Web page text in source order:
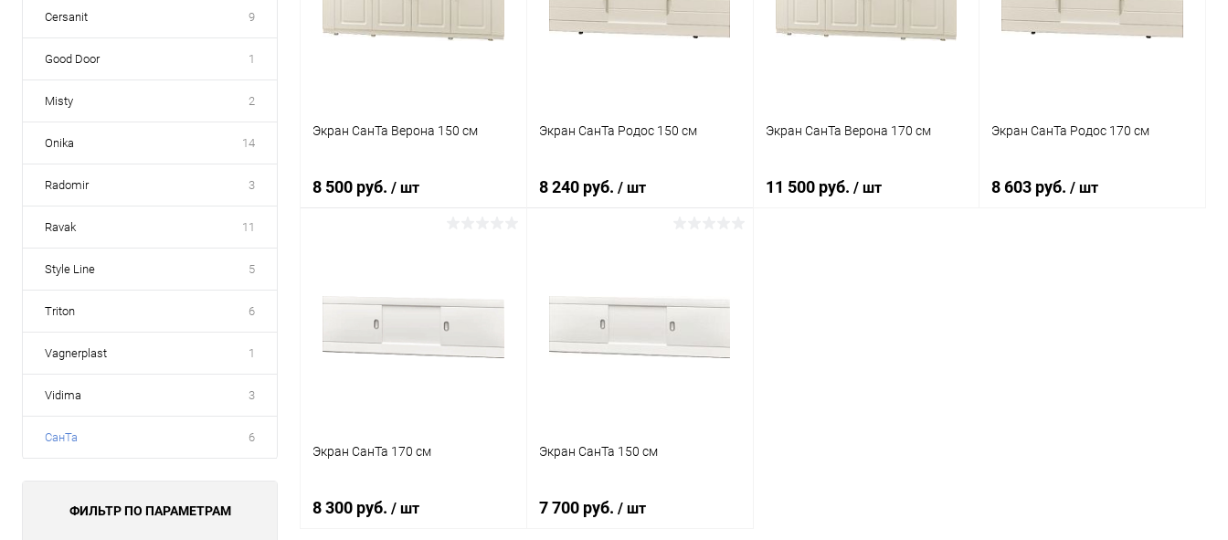
Cersanit 9
Good Door 1
Misty 2
Onika 14
Radomir 3
Ravak 11
Style Line 5
Triton 6
Vagnerplast 1
Vidima 3
СанТа 6
ФИЛЬТР ПО ПАРАМЕТРАМ
Экран СанТа Верона 150 см
8 500 руб. / шт
Купить в 1 клик Сравнение
В избранное
Экран СанТа Родос 150 см
8 240 руб. / шт
Купить в 1 клик Сравнение
В избранное
Экран СанТа Верона 170 см
11 500 руб. / шт
Экран СанТа Родос 170 см
8 603 руб./ шт
Экран СанТа 170 см
8 300 руб. / шт
Экран СанТа 150 см
7 700 руб. / шт